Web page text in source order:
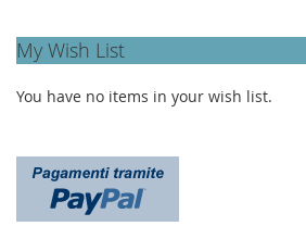
My Wish List
You have no items in your wish list.